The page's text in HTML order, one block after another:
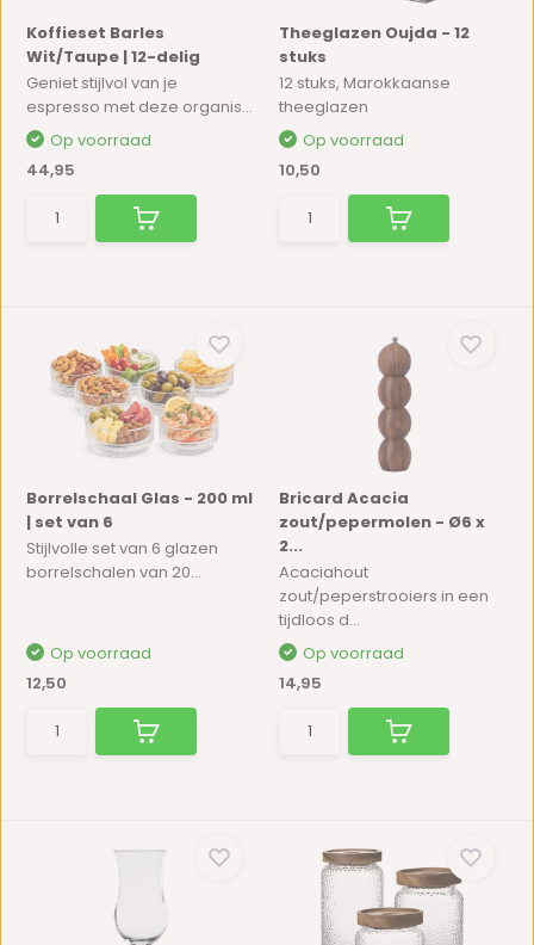
Koffieset Barles
Wit/Taupe | 12-delig
Geniet stijlvol van je
espresso met deze organis...
Op voorraad
44,95
Theeglazen Oujda - 12
stuks
12 stuks, Marokkaanse
theeglazen
Op voorraad
10,50
Borrelschaal Glas - 200 ml
| set van 6
Stijlvolle set van 6 glazen
borrelschalen van 20...
Op voorraad
12,50
Bricard Acacia
zout/pepermolen - Ø6 x
2...
Acaciahout
zout/peperstrooiers in een
tijdloos d...
Op voorraad
14,95